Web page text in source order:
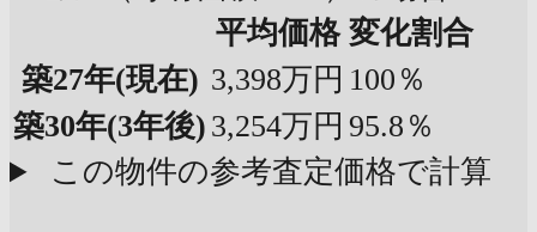
平均価格 変化割合
築27年(現在) 3,398万円 100％
築30年(3年後) 3,254万円 95.8％
この物件の参考査定価格で計算